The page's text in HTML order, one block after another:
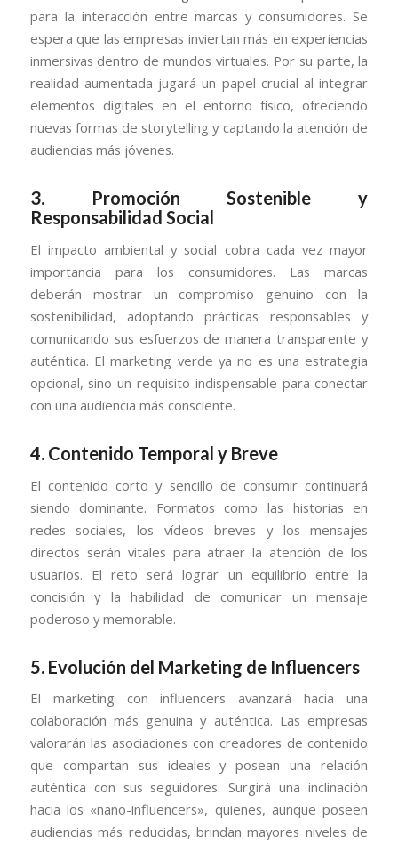
para la interacción entre marcas y consumidores. Se
espera que las empresas inviertan más en experiencias
inmersivas dentro de mundos virtuales. Por su parte, la
realidad aumentada jugará un papel crucial al integrar
elementos digitales en el entorno físico, ofreciendo
nuevas formas de storytelling y captando la atención de
audiencias más jóvenes.
3.
Promoción Sostenible y
Responsabilidad Social
El impacto ambiental y social cobra cada vez mayor
importancia para los consumidores. Las marcas
deberán mostrar un compromiso genuino con la
sostenibilidad, adoptando prácticas responsables y
comunicando sus esfuerzos de manera transparente y
auténtica. El marketing verde ya no es una estrategia
opcional, sino un requisito indispensable para conectar
con una audiencia más consciente.
4. Contenido Temporal y Breve
El contenido corto y sencillo de consumir continuará
siendo dominante. Formatos como las historias en
redes sociales, los vídeos breves y los mensajes
directos serán vitales para atraer la atención de los
usuarios. El reto será lograr un equilibrio entre la
concisión y la habilidad de comunicar un mensaje
poderoso y memorable.
5. Evolución del Marketing de Influencers
El marketing con influencers avanzará hacia una
colaboración más genuina y auténtica. Las empresas
valorarán las asociaciones con creadores de contenido
que compartan sus ideales y posean una relación
auténtica con sus seguidores. Surgirá una inclinación
hacia los «nano-influencers», quienes, aunque poseen
audiencias más reducidas, brindan mayores niveles de